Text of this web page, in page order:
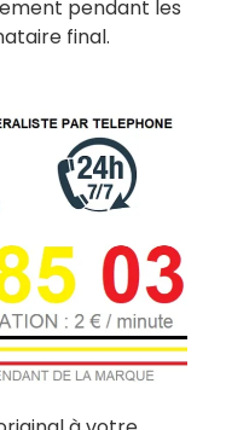
pendant les
final.